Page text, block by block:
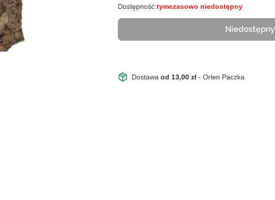
Dostępność:tymczasowo niedostępny
Niedostępny
Dostawa od 13,00 zł - Orlen Paczka